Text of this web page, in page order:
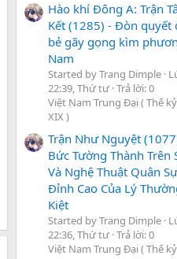
Hào khí Đông A: Trận
Kết (1285) - Đòn quyết
bẻ gãy gọng kìm
Nam
Started by Trang Dimple
22:39, Thứ tư Trả lời: 0
Việt Nam Trung Đại ( Thế
XIX )
Trận Như Nguyệt
Bức Tường Thành Trên
Và Nghệ Thuật Quân Sự
Đỉnh Cao Của Lý
Kiệt
Started by Trang Dimple
22:36, Thứ tư Trả lời: 0
Việt Nam Trung Đại ( Thế